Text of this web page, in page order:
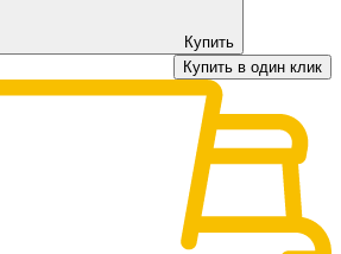
Купить
Купить в один клик